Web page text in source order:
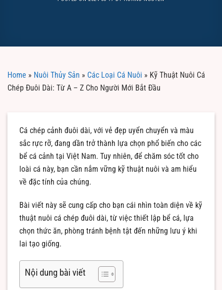
Home » Nuôi Thủy Sản » Các Loại Cá Nuôi » Kỹ Thuật Nuôi Cá
Chép Đuôi Dài: Từ A – Z Cho Người Mới Bắt Đầu
Cá chép cảnh đuôi dài, với vẻ đẹp uyển chuyển và màu
sắc rực rỡ, đang dần trở thành lựa chọn phổ biến cho các
bể cá cảnh tại Việt Nam. Tuy nhiên, để chăm sóc tốt cho
loài cá này, bạn cần nắm vững kỹ thuật nuôi và am hiểu
về đặc tính của chúng.
Bài viết này sẽ cung cấp cho bạn cái nhìn toàn diện về kỹ
thuật nuôi cá chép đuôi dài, từ việc thiết lập bể cá, lựa
chọn thức ăn, phòng tránh bệnh tật đến những lưu ý khi
lai tạo giống.
Nội dung bài viết